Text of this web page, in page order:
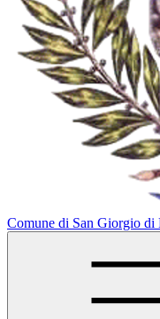
Comune di San Giorgio di